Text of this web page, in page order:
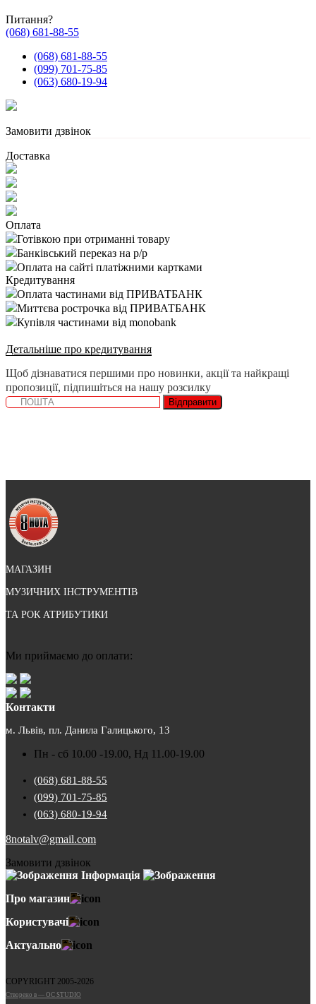
Питання?
(068) 681-88-55
(068) 681-88-55
(099) 701-75-85
(063) 680-19-94
Замовити дзвінок
Доставка
Оплата
Готівкою при отриманні товару
Банківський переказ на р/р
Оплата на сайті платіжними картками
Кредитування
Оплата частинами від ПРИВАТБАНК
Миттєва рострочка від ПРИВАТБАНК
Купівля частинами від monobank
Детальніше про кредитування
Щоб дізнаватися першими про новинки, акції та найкращі
пропозиції, підпишіться на нашу розсилку
Відправити
МАГАЗИН
МУЗИЧНИХ ІНСТРУМЕНТІВ
ТА РОК АТРИБУТИКИ
Ми приймаємо до оплати:
Контакти
м. Львів, пл. Данила Галицького, 13
Пн - сб 10.00 -19.00, Нд 11.00-19.00
(068) 681-88-55
(099) 701-75-85
(063) 680-19-94
8notalv@gmail.com
Замовити дзвінок
Інформація
Про магазин
Користувачі
Актуально
COPYRIGHT 2005-2026
Cтворено в — OC STUDIO